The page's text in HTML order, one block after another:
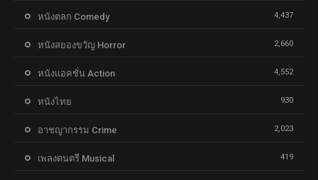
หนังตลก Comedy 4,437
หนังสยองขวัญ Horror 2,660
หนังแอคชั่น Action 4,552
หนังไทย 930
อาชญากรรม Crime 2,023
เพลงดนตรี Musical 419